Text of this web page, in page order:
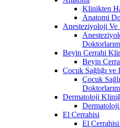
Klinikten
Anatomi
Anesteziyoloji
Beyin Cerrahi
Beyin
Çocuk Sağlığı ve
Çocuk
Dermatoloji
Dermatoloji
El Cerrahisi
El Cerrahisi